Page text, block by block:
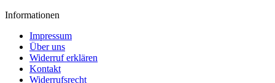
Informationen
Impressum
Über uns
Widerruf erklären
Kontakt
Widerrufsrecht